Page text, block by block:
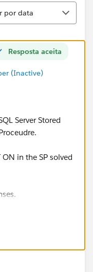
por data
Resposta aceita
(Inactive)
Server Stored
in the SP solved